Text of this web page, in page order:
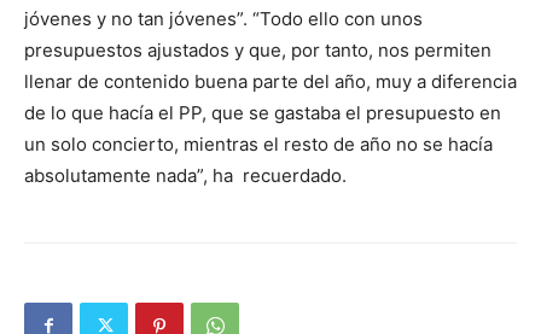
jóvenes y no tan jóvenes”. “Todo ello con unos
presupuestos ajustados y que, por tanto, nos permiten
llenar de contenido buena parte del año, muy a diferencia
de lo que hacía el PP, que se gastaba el presupuesto en
un solo concierto, mientras el resto de año no se hacía
absolutamente nada”, ha recuerdado.